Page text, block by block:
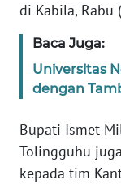
di Kabila, Rabu
Baca Juga:
Universitas
dengan
Bupati Ismet
Tolingguhu
kepada tim
JABAR
WN
WN
NTT